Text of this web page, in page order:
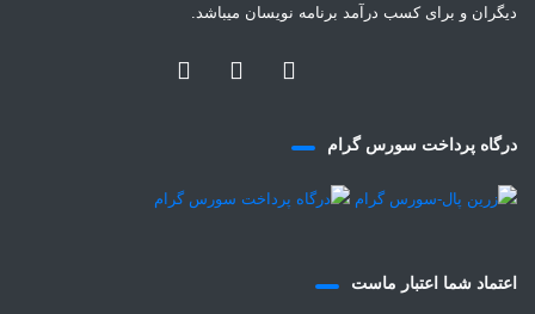
دیگران و برای کسب درآمد برنامه نویسان میباشد.
درگاه پرداخت سورس گرام
اعتماد شما اعتبار ماست